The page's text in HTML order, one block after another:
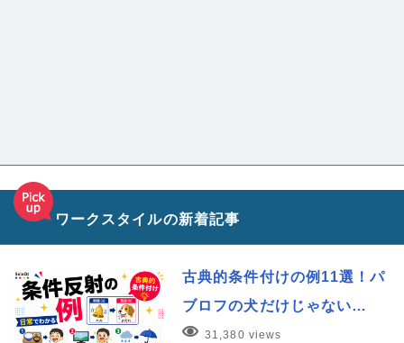
ワークスタイルの新着記事
古典的条件付けの例11選！パ
ブロフの犬だけじゃない…
31,380 views